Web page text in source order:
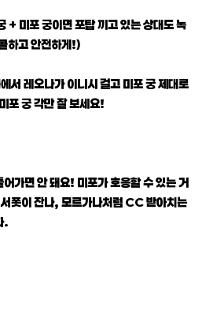
+ 미포 궁이면 포탑 끼고 있는 상대도 녹
하고 안전하게!)
서 레오나가 이니시 걸고 미포 궁 제대로
포 궁 각만 잘 보세요!
가면 안 돼요! 미포가 호응할 수 있는 거
폿이 잔나, 모르가나처럼 CC 받아치는
.